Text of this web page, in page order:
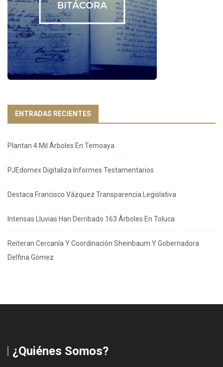
ENTRADAS RECIENTES
Plantan 4 Mil Árboles En Temoaya
PJEdomex Digitaliza Informes Testamentarios
Destaca Francisco Vázquez Transparencia Legislativa
Intensas Lluvias Han Derribado 163 Árboles En Toluca
Reiteran Cercanía Y Coordinación Sheinbaum Y Gobernadora
Delfina Gómez
¿Quiénes Somos?